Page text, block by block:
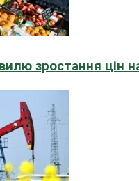
зростання цін